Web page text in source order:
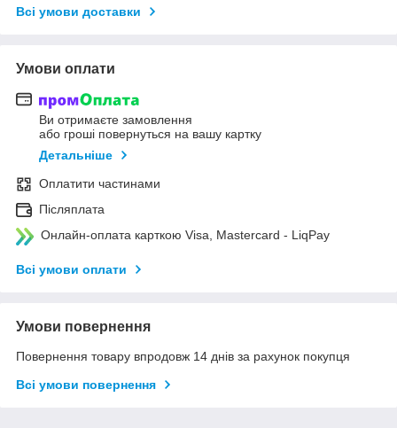
Всі умови доставки
Умови оплати
Ви отримаєте замовлення
або гроші повернуться на вашу картку
Детальніше
Оплатити частинами
Післяплата
Онлайн-оплата карткою Visa, Mastercard - LiqPay
Всі умови оплати
Умови повернення
Повернення товару впродовж 14 днів за рахунок покупця
Всі умови повернення